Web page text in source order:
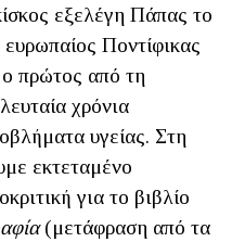
εξελέγη Πάπας το
Ποντίφικας
πρώτος από τη
χρόνια
υγείας. Στη
εκτεταμένο
για το βιβλίο
(μετάφραση από τα